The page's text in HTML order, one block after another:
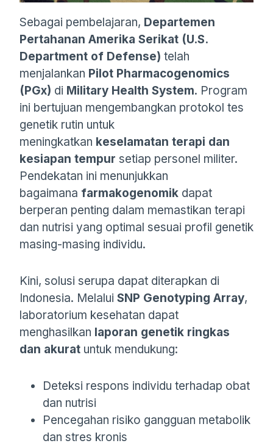
Sebagai pembelajaran, Departemen
Pertahanan Amerika Serikat (U.S.
Department of Defense) telah
menjalankan Pilot Pharmacogenomics
(PGx) di Military Health System. Program
ini bertujuan mengembangkan protokol tes
genetik rutin untuk
meningkatkan keselamatan terapi dan
kesiapan tempur setiap personel militer.
Pendekatan ini menunjukkan
bagaimana farmakogenomik dapat
berperan penting dalam memastikan terapi
dan nutrisi yang optimal sesuai profil genetik
masing-masing individu.
Kini, solusi serupa dapat diterapkan di
Indonesia. Melalui SNP Genotyping Array,
laboratorium kesehatan dapat
menghasilkan laporan genetik ringkas
dan akurat untuk mendukung:
Deteksi respons individu terhadap obat
dan nutrisi
Pencegahan risiko gangguan metabolik
dan stres kronis